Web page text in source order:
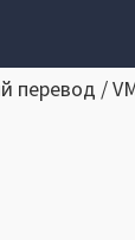
перевод /